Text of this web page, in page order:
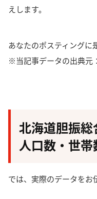
えします。
あなたのポスティングに
※当記事データの出典元：
北海道胆振
人口数・世帯
では、実際のデータをお